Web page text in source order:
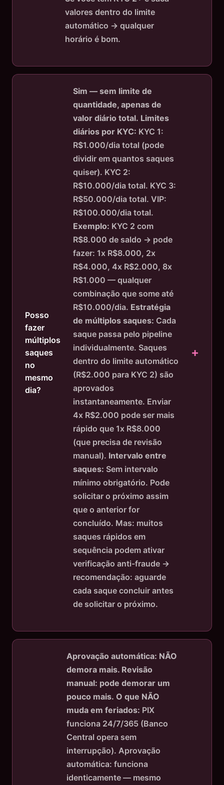
valores dentro do limite
automático → qualquer
horário é bom.
Posso
fazer
múltiplos
saques
no
mesmo
dia?
Sim — sem limite de
quantidade, apenas de
valor diário total. Limites
diários por KYC: KYC 1:
R$1.000/dia total (pode
dividir em quantos saques
quiser). KYC 2:
R$10.000/dia total. KYC 3:
R$50.000/dia total. VIP:
R$100.000/dia total.
Exemplo: KYC 2 com
R$8.000 de saldo → pode
fazer: 1x R$8.000, 2x
R$4.000, 4x R$2.000, 8x
R$1.000 — qualquer
combinação que some até
R$10.000/dia. Estratégia
de múltiplos saques: Cada
saque passa pelo pipeline
individualmente. Saques
dentro do limite automático
(R$2.000 para KYC 2) são
aprovados
instantaneamente. Enviar
4x R$2.000 pode ser mais
rápido que 1x R$8.000
(que precisa de revisão
manual). Intervalo entre
saques: Sem intervalo
mínimo obrigatório. Pode
solicitar o próximo assim
que o anterior for
concluído. Mas: muitos
saques rápidos em
sequência podem ativar
verificação anti-fraude →
recomendação: aguarde
cada saque concluir antes
de solicitar o próximo.
Aprovação automática: NÃO
demora mais. Revisão
manual: pode demorar um
pouco mais. O que NÃO
muda em feriados: PIX
funciona 24/7/365 (Banco
Central opera sem
interrupção). Aprovação
automática: funciona
identicamente — mesmo